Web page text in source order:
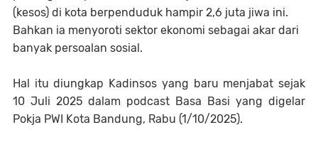
(kesos) di kota berpenduduk hampir 2,6 juta jiwa ini.
Bahkan ia menyoroti sektor ekonomi sebagai akar dari
banyak persoalan sosial.
Hal itu diungkap Kadinsos yang baru menjabat sejak
10 Juli 2025 dalam podcast Basa Basi yang digelar
Pokja PWI Kota Bandung, Rabu (1/10/2025).